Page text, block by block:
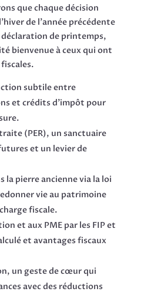
que chaque décision
de l’année précédente
de printemps,
bienvenue à ceux qui ont
subtile entre
et crédits d’impôt pour
(PER), un sanctuaire
et un levier de
la pierre ancienne via la loi
vie au patrimoine
fiscale.
et aux PME par les FIP et
et avantages fiscaux
un geste de cœur qui
avec des réductions